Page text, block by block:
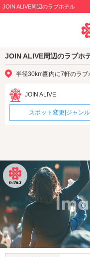
JOIN ALIVE周辺のラブホテル
JOIN ALIVE周辺のラブホ
半径30km圏内に7軒のラブ
JOIN ALIVE
スポット変更[ジャン